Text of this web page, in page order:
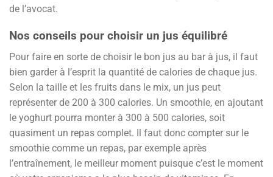
de l’avocat.
Nos conseils pour choisir un jus équilibré
Pour faire en sorte de choisir le bon jus au bar à jus, il faut
bien garder à l’esprit la quantité de calories de chaque jus.
Selon la taille et les fruits dans le mix, un jus peut
représenter de 200 à 300 calories. Un smoothie, en ajoutant
le yoghurt pourra monter à 300 à 500 calories, soit
quasiment un repas complet. Il faut donc compter sur le
smoothie comme un repas, par exemple après
l’entraînement, le meilleur moment puisque c’est le moment